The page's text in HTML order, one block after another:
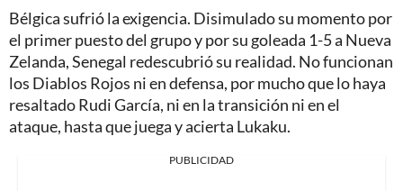
Bélgica sufrió la exigencia. Disimulado su momento por
el primer puesto del grupo y por su goleada 1-5 a Nueva
Zelanda, Senegal redescubrió su realidad. No funcionan
los Diablos Rojos ni en defensa, por mucho que lo haya
resaltado Rudi García, ni en la transición ni en el
ataque, hasta que juega y acierta Lukaku.
PUBLICIDAD